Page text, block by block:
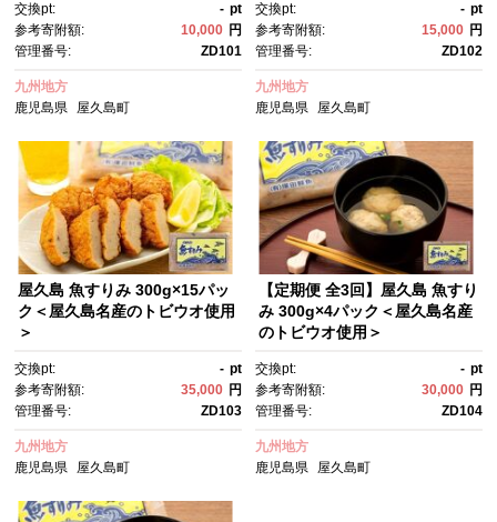
交換pt: - pt
参考寄附額:
10,000 円
管理番号:
ZD101
九州地方
鹿児島県
屋久島町
介 魚介類 トビウオ とびうお と
び魚 飛魚 人気 おすすめ お取り
寄せ 鹿児島県 屋久島町 ZD10
2】
交換pt: - pt
参考寄附額:
15,000 円
管理番号:
ZD102
九州地方
鹿児島県
屋久島町
屋久島 魚すりみ 300g×15パッ
ク＜屋久島名産のトビウオ使用
＞
交換pt: - pt
参考寄附額:
35,000 円
管理番号:
ZD103
九州地方
鹿児島県
屋久島町
【定期便 全3回】屋久島 魚すり
み 300g×4パック＜屋久島名産
のトビウオ使用＞
交換pt: - pt
参考寄附額:
30,000 円
管理番号:
ZD104
九州地方
鹿児島県
屋久島町